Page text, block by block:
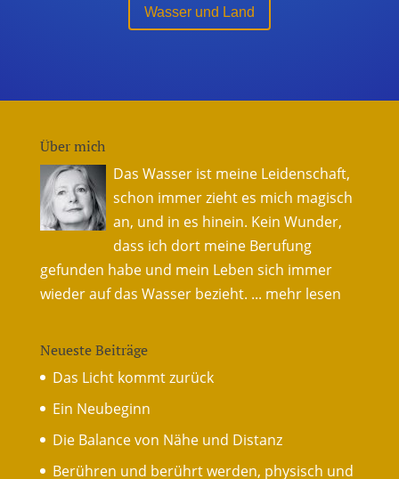
Wasser und Land
Über mich
Das Wasser ist meine Leidenschaft,
schon immer zieht es mich magisch
an, und in es hinein. Kein Wunder,
dass ich dort meine Berufung
gefunden habe und mein Leben sich immer
wieder auf das Wasser bezieht. ... mehr lesen
Neueste Beiträge
Das Licht kommt zurück
Ein Neubeginn
Die Balance von Nähe und Distanz
Berühren und berührt werden, physisch und